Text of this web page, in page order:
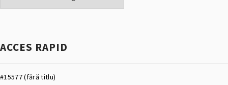
ACCES RAPID
#15577 (fără titlu)